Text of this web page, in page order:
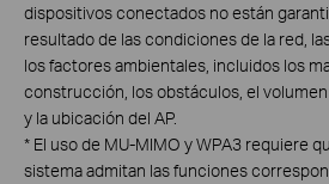
dispositivos conectados no están
resultado de las condiciones de la red,
los factores ambientales, incluidos los
construcción, los obstáculos, el
y la ubicación del AP.
* El uso de MU-MIMO y WPA3 requiere
sistema admitan las funciones